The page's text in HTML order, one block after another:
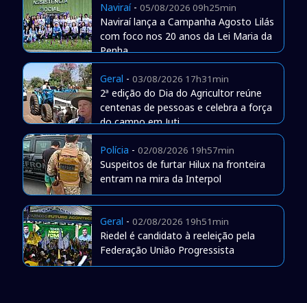
Naviraí- 05/08/2026 09h25min
Naviraí lança a Campanha Agosto Lilás
com foco nos 20 anos da Lei Maria da
Penha
Geral - 03/08/2026 17h31min
2ª edição do Dia do Agricultor reúne
centenas de pessoas e celebra a força
do campo em Juti
Polícia - 02/08/2026 19h57min
Suspeitos de furtar Hilux na fronteira
entram na mira da Interpol
Geral - 02/08/2026 19h51min
Riedel é candidato à reeleição pela
Federação União Progressista